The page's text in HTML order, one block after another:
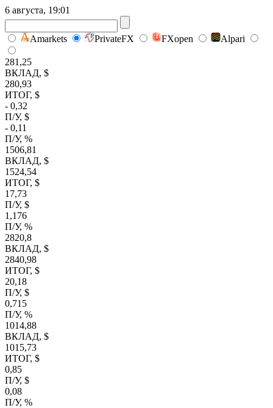
6 августа, 19:01
Amarkets PrivateFX FXopen Alpari
281,25
ВКЛАД, $
280,93
ИТОГ, $
- 0,32
П/У, $
- 0,11
П/У, %
1506,81
ВКЛАД, $
1524,54
ИТОГ, $
17,73
П/У, $
1,176
П/У, %
2820,8
ВКЛАД, $
2840,98
ИТОГ, $
20,18
П/У, $
0,715
П/У, %
1014,88
ВКЛАД, $
1015,73
ИТОГ, $
0,85
П/У, $
0,08
П/У, %